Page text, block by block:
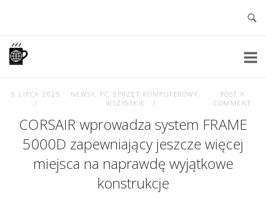
content
Home
8 LIPCA 2025 NEWSY, PC,SPRZĘT KOMPUTEROWY,
WSZYSTKIE
POST A
COMMENT
CORSAIR wprowadza system FRAME
5000D zapewniający jeszcze więcej
miejsca na naprawdę wyjątkowe
konstrukcje